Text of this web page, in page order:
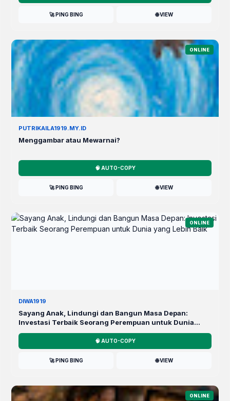
🚀 PING BING 🌐 VIEW
ONLINE
PUTRIKAILA1919.MY.ID
Menggambar atau Mewarnai?
🧠 AUTO-COPY
🚀 PING BING 🌐 VIEW
ONLINE
DIWA1919
Sayang Anak, Lindungi dan Bangun Masa Depan:
Investasi Terbaik Seorang Perempuan untuk Dunia
yang Lebih Baik
🧠 AUTO-COPY
🚀 PING BING 🌐 VIEW
ONLINE